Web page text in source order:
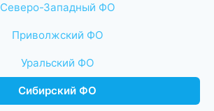
Северо-Западный ФО
Приволжский ФО
Уральский ФО
Сибирский ФО